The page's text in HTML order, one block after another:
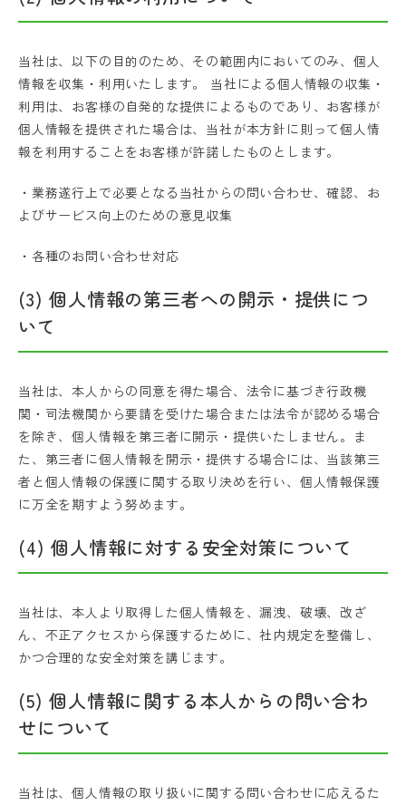
当社は、以下の目的のため、その範囲内においてのみ、個人
情報を収集・利用いたします。 当社による個人情報の収集・
利用は、お客様の自発的な提供によるものであり、お客様が
個人情報を提供された場合は、当社が本方針に則って個人情
報を利用することをお客様が許諾したものとします。
・業務遂行上で必要となる当社からの問い合わせ、確認、お
よびサービス向上のための意見収集
・各種のお問い合わせ対応
(3) 個人情報の第三者への開示・提供につ
いて
当社は、本人からの同意を得た場合、法令に基づき行政機
関・司法機関から要請を受けた場合または法令が認める場合
を除き、個人情報を第三者に開示・提供いたしません。ま
た、第三者に個人情報を開示・提供する場合には、当該第三
者と個人情報の保護に関する取り決めを行い、個人情報保護
に万全を期すよう努めます。
(4) 個人情報に対する安全対策について
当社は、本人より取得した個人情報を、漏洩、破壊、改ざ
ん、不正アクセスから保護するために、社内規定を整備し、
かつ合理的な安全対策を講じます。
(5) 個人情報に関する本人からの問い合わ
せについて
当社は、個人情報の取り扱いに関する問い合わせに応えるた